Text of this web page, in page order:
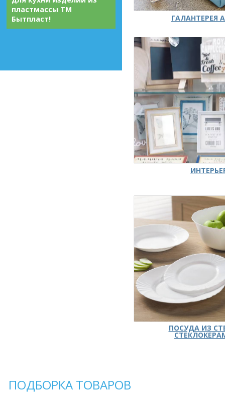
пластмассы ТМ
Бытпласт!
ГАЛАНТЕРЕЯ
ПОСУДА ИЗ
ПОДБОРКА ТОВАРОВ